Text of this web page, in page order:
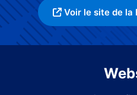
Voir le site de la